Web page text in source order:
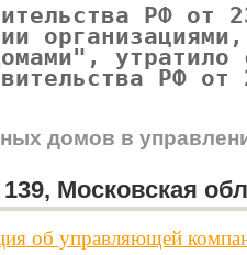
РФ
РФ
домов в
Московская
об управляющей